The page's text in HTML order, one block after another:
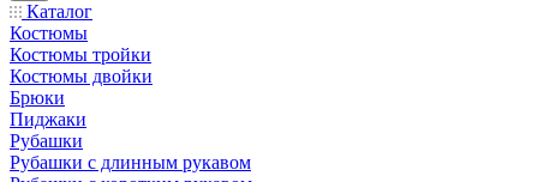
Каталог
Костюмы
Костюмы тройки
Костюмы двойки
Брюки
Пиджаки
Рубашки
Рубашки с длинным рукавом